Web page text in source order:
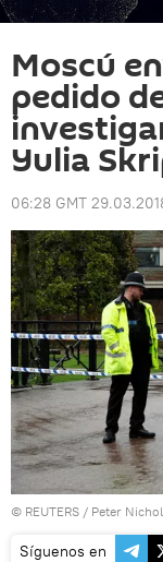
Moscú
pedido
Yulia
06:28 GMT
© REUTERS / Peter
Síguenos en